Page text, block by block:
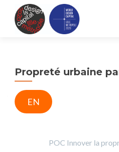
Propreté urbaine
EN
POC Innover la